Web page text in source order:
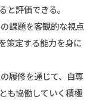
評価できる。
課題を客観的な視点
策定する能力を身に
履修を通じて、自専
も協働していく積極